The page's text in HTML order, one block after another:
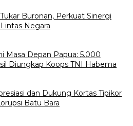
Buronan, Perkuat Sinergi
Negara
Masa Depan Papua: 5.000
Diungkap Koops TNI Habema
dan Dukung Kortas Tipikor
Batu Bara